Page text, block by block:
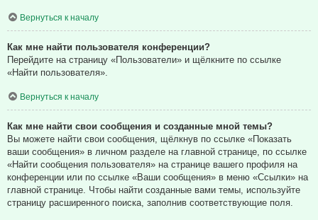
Вернуться к началу
Как мне найти пользователя конференции?
Перейдите на страницу «Пользователи» и щёлкните по ссылке
«Найти пользователя».
Вернуться к началу
Как мне найти свои сообщения и созданные мной темы?
Вы можете найти свои сообщения, щёлкнув по ссылке «Показать
ваши сообщения» в личном разделе на главной странице, по ссылке
«Найти сообщения пользователя» на странице вашего профиля на
конференции или по ссылке «Ваши сообщения» в меню «Ссылки» на
главной странице. Чтобы найти созданные вами темы, используйте
страницу расширенного поиска, заполнив соответствующие поля.